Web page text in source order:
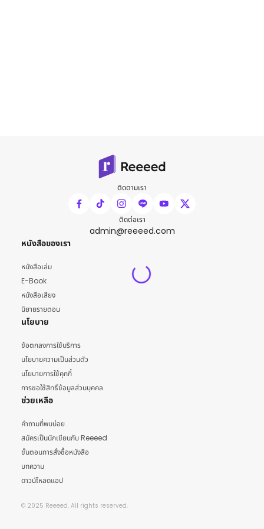
ติดตามเรา
ติดต่อเรา
admin@reeeed.com
หนังสือของเรา
หนังสือเล่ม
E-Book
หนังสือเสียง
นิยายรายตอน
นโยบาย
ข้อตกลงการใช้บริการ
นโยบายความเป็นส่วนตัว
นโยบายการใช้คุกกี้
การขอใช้สิทธิ์ข้อมูลส่วนบุคคล
ช่วยเหลือ
คำถามที่พบบ่อย
สมัครเป็นนักเขียนกับ Reeeed
ขั้นตอนการสั่งซื้อหนังสือ
บทความ
ดาวน์โหลดแอป
© 2025 Reeeed. All rights reserved.